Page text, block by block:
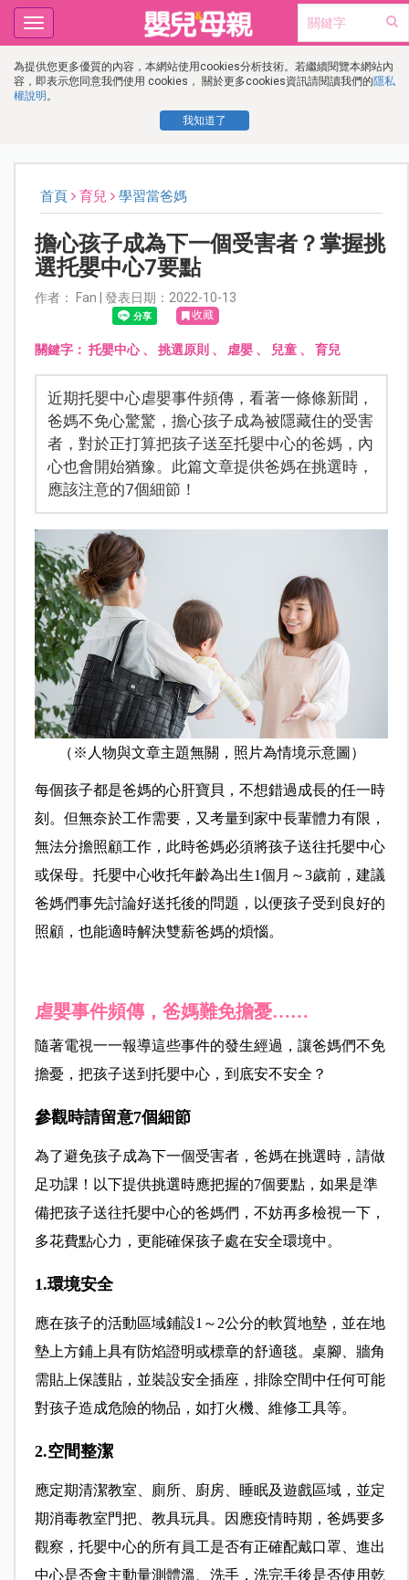
為提供您更多優質的內容，本網站使用cookies分析技術。若繼續閱覽本網站內
容，即表示您同意我們使用 cookies， 關於更多cookies資訊請閱讀我們的隱私
權說明 。
我知道了
Toggle
navigation
首頁 育兒 學習當爸媽
擔心孩子成為下一個受害者？掌握挑
選托嬰中心7要點
作者： Fan | 發表日期：2022-10-13
收藏
關鍵字： 托嬰中心、 挑選原則 、 虐嬰、 兒童、 育兒
近期托嬰中心虐嬰事件頻傳，看著一條條新聞，
爸媽不免心驚驚，擔心孩子成為被隱藏住的受害
者，對於正打算把孩子送至托嬰中心的爸媽，內
心也會開始猶豫。此篇文章提供爸媽在挑選時，
應該注意的7個細節！
（※ 人物與文章主題無關，照片為情境示意圖）
每個孩子都是爸媽的心肝寶貝，不想錯過成長的任一時
刻。但無奈於工作需要，又考量到家中長輩體力有限，
無法分擔照顧工作，此時爸媽必須將孩子送往托嬰中心
或保母。托嬰中心收托年齡為出生1個月～3歲前，建議
爸媽們事先討論好送托後的問題，以便孩子受到良好的
照顧，也能適時解決雙薪爸媽的煩惱。
虐嬰事件頻傳，爸媽難免擔憂……
隨著電視一一報導這些事件的發生經過，讓爸媽們不免
擔憂，把孩子送到托嬰中心，到底安不安全？
參觀時請留意7個細節
為了避免孩子成為下一個受害者，爸媽在挑選時，請做
足功課！以下提供挑選時應把握的7個要點，如果是準
備把孩子送往托嬰中心的爸媽們，不妨再多檢視一下，
多花費點心力，更能確保孩子處在安全環境中。
1.環境安全
應在孩子的活動區域鋪設1～2公分的軟質地墊，並在地
墊上方鋪上具有防焰證明或標章的舒適毯。桌腳、牆角
需貼上保護貼，並裝設安全插座，排除空間中任何可能
對孩子造成危險的物品，如打火機、維修工具等。
2.空間整潔
應定期清潔教室、廁所、廚房、睡眠及遊戲區域，並定
期消毒教室門把、教具玩具。因應疫情時期，爸媽要多
觀察，托嬰中心的所有員工是否有正確配戴口罩、進出
中心是否會主動量測體溫、洗手，洗完手後是否使用乾